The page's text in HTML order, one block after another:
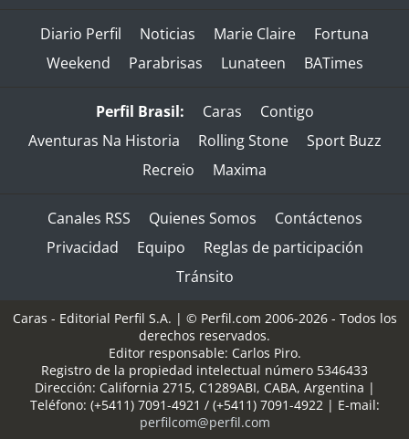
Diario Perfil Noticias Marie Claire
Fortuna
Weekend
Parabrisas Lunateen BATimes
Perfil Brasil: Caras
Contigo
Aventuras Na Historia
Rolling Stone
Sport Buzz
Recreio
Maxima
Canales RSS Quienes Somos
Contáctenos
Privacidad
Equipo
Reglas de participación
Tránsito
Caras - Editorial Perfil S.A. | © Perfil.com 2006-2026 - Todos los
derechos reservados.
Editor responsable: Carlos Piro.
Registro de la propiedad intelectual número 5346433
Dirección: California 2715, C1289ABI, CABA, Argentina |
Teléfono: (+5411) 7091-4921 / (+5411) 7091-4922| E-mail:
perfilcom@perfil.com